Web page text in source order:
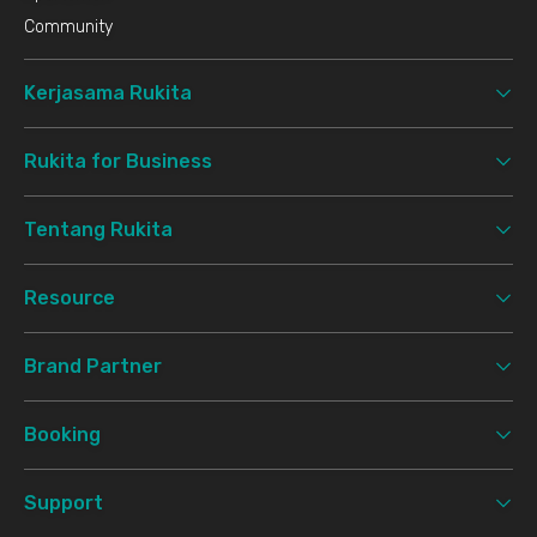
Community
Kerjasama Rukita
Rukita for Business
Tentang Rukita
Resource
Brand Partner
Booking
Support